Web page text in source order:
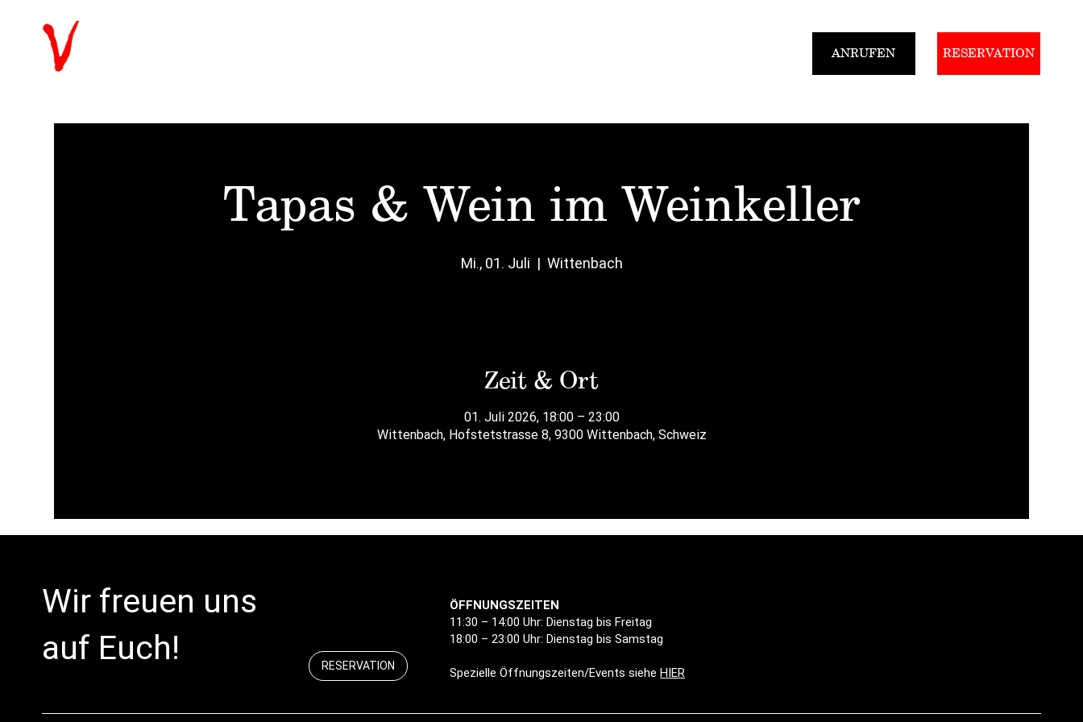
ANRUFEN RESERVATION
Tapas & Wein im Weinkeller
Mi., 01. Juli
  |
Wittenbach
Zeit & Ort
01. Juli 2026, 18:00 – 23:00
Wittenbach, Hofstetstrasse 8, 9300 Wittenbach, Schweiz
Wir freuen uns
auf Euch!
RESERVATION
ÖFFNUNGSZEITEN
11:30 – 14:00 Uhr: Dienstag bis Freitag
18:00 – 23:00 Uhr: Dienstag bis Samstag
Spezielle Öffnungszeiten/Events sieheHIER